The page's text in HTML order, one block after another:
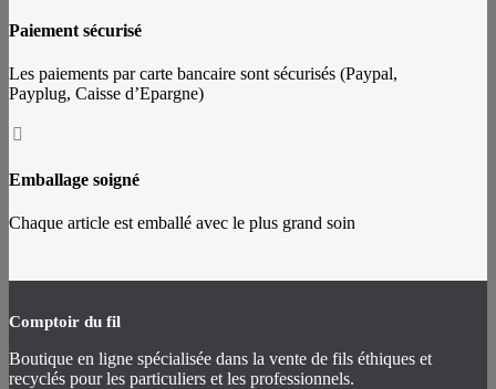
Paiement sécurisé
Les paiements par carte bancaire sont sécurisés (Paypal,
Payplug, Caisse d’Epargne)

Emballage soigné
Chaque article est emballé avec le plus grand soin
Comptoir du fil
Boutique en ligne spécialisée dans la vente de fils éthiques et
recyclés pour les particuliers et les professionnels.